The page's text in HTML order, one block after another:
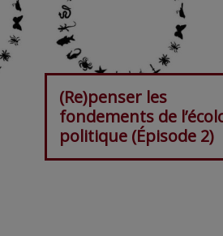
(Re)penser les
fondements de
politique (Épisode 2)